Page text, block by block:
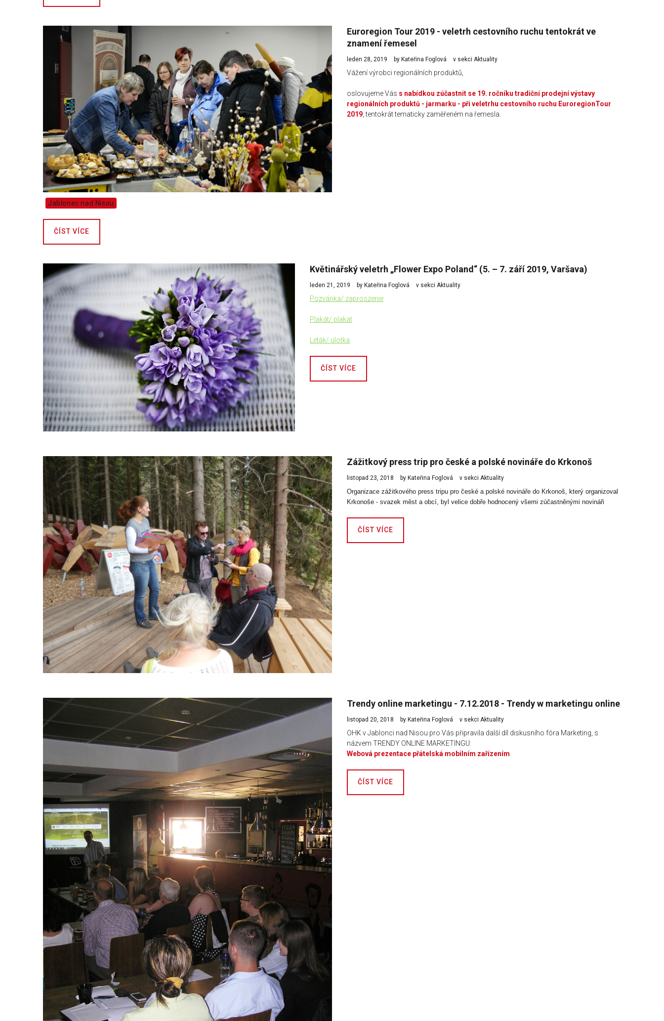
Euroregion Tour 2019 - veletrh cestovního ruchu tentokrát ve
znamení řemesel
leden 28, 2019 by Kateřina Foglová v sekci Aktuality
Vážení výrobci regionálních produktů,
oslovujeme Vás s nabídkou zúčastnit se 19. ročníku tradiční prodejní výstavy
regionálních produktů - jarmarku - při veletrhu cestovního ruchu EuroregionTour
2019 , tentokrát tematicky zaměřeném na řemesla.
Jablonec nad Nisou
ČÍST VÍCE
Květinářský veletrh „Flower Expo Poland“ (5. – 7. září 2019, Varšava)
leden 21, 2019 by Kateřina Foglová v sekci Aktuality
Pozvánka/ zaproszenie
Plakát/ plakat
Leták/ ulotka
ČÍST VÍCE
Zážitkový press trip pro české a polské novináře do Krkonoš
listopad 23, 2018 by Kateřina Foglová v sekci Aktuality
Organizace zážitkového press tripu pro české a polské novináře do Krkonoš, který organizoval
Krkonoše - svazek měst a obcí, byl velice dobře hodnocený všemi zúčastněnými novináři
ČÍST VÍCE
Trendy online marketingu - 7.12.2018 - Trendy w marketingu online
listopad 20, 2018 by Kateřina Foglová v sekci Aktuality
OHK v Jablonci nad Nisou pro Vás připravila další díl diskusního fóra Marketing, s
názvem TRENDY ONLINE MARKETINGU:
Webová prezentace přátelská mobilním zařízením
ČÍST VÍCE